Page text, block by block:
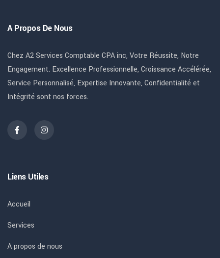
A Propos De Nous
Chez A2 Services Comptable CPA inc, Votre Réussite, Notre
Engagement. Excellence Professionnelle, Croissance Accélérée,
Service Personnalisé, Expertise Innovante, Confidentialité et
Intégrité sont nos forces.
Liens Utiles
Accueil
Services
A propos de nous